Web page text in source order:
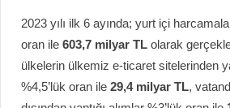
2023 yılı ilk 6 ayında; yurt içi
oran ile 603,7 milyar TL olarak
ülkelerin ülkemiz e-ticaret sitelerinden
%4,5’lük oran ile 29,4 milyar TL,